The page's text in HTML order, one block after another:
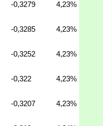
-0,3279 4,23%
-0,3285 4,23%
-0,3252 4,23%
-0,322 4,23%
-0,3207 4,23%